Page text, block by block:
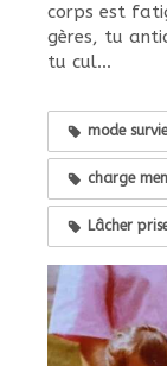
corps est
gères, tu
tu cul...
mode survie
charge
Lâcher